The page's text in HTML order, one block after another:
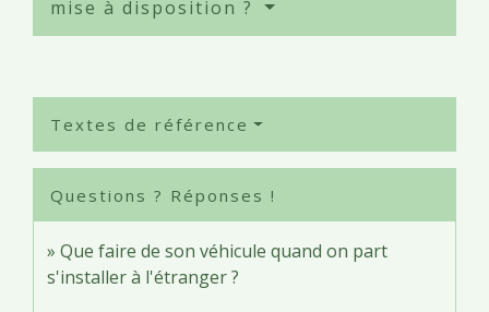
mise à disposition ?
Textes de référence
Questions ? Réponses !
Que faire de son véhicule quand on part
s'installer à l'étranger ?